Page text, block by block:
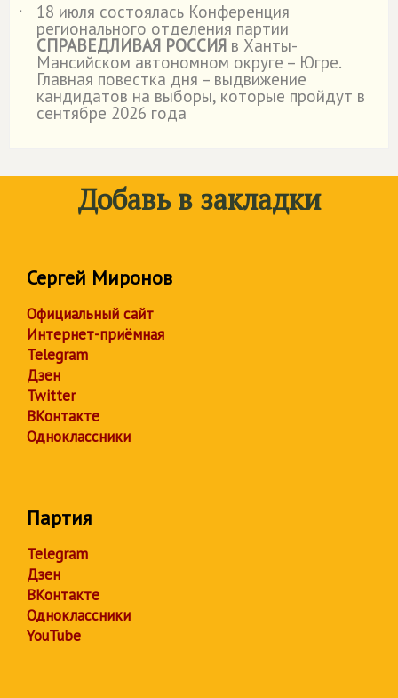
˙
18 июля состоялась Конференция
регионального отделения партии
СПРАВЕДЛИВАЯ РОССИЯ в Ханты-
Мансийском автономном округе – Югре.
Главная повестка дня – выдвижение
кандидатов на выборы, которые пройдут в
сентябре 2026 года
Добавь в закладки
Сергей Миронов
Официальный сайт
Интернет-приёмная
Telegram
Дзен
Twitter
ВКонтакте
Одноклассники
Партия
Telegram
Дзен
ВКонтакте
Одноклассники
YouTube